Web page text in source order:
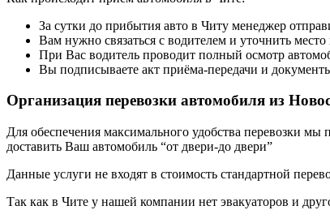
За сутки до прибытия авто в Читу менеджер
Вам нужно связаться с водителем и уточнить
При Вас водитель проводит полный осмотр
Вы подписываете акт приёма-передачи и
Организация перевозки автомобиля из
Для обеспечения максимального удобства перевозки мы
доставить Ваш автомобиль “от двери-до двери”
Данные услуги не входят в стоимость стандартной
Так как в Чите у нашей компании нет эвакуаторов и